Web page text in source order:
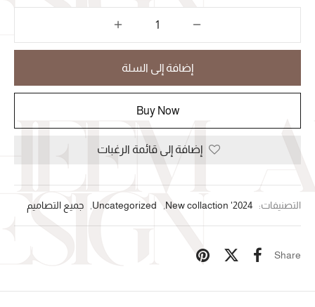
إضافة إلى السلة
Buy Now
إضافة إلى قائمة الرغبات
التصنيفات: New collaction '2024
,
Uncategorized
, جميع التصاميم
Share